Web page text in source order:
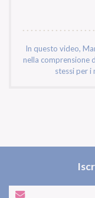
In questo video,
nella comprensione
stessi per i